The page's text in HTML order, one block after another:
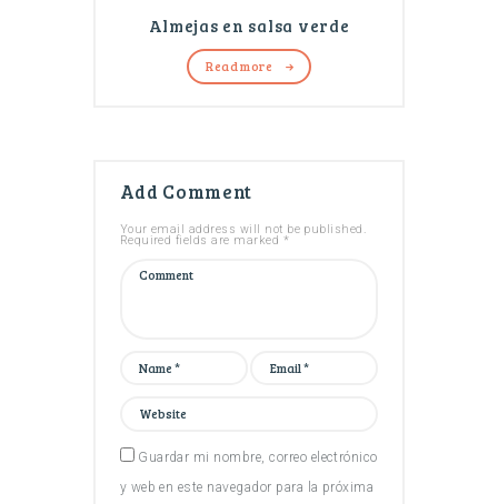
Almejas en salsa verde
Read more
Add Comment
Your email address will not be published.
Required fields are marked *
Guardar mi nombre, correo electrónico
y web en este navegador para la próxima